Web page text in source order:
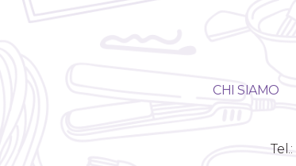
CHI SIAMO
Tel.: